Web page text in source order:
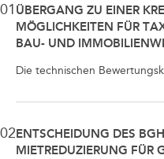
01 ÜBERGANG ZU EINER
MÖGLICHKEITEN FÜR
BAU- UND
Die technischen
02 ENTSCHEIDUNG DES
MIETREDUZIERUNG FÜR